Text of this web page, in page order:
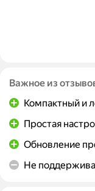
Важное из
Компактный и
Простая
Обновление
Не